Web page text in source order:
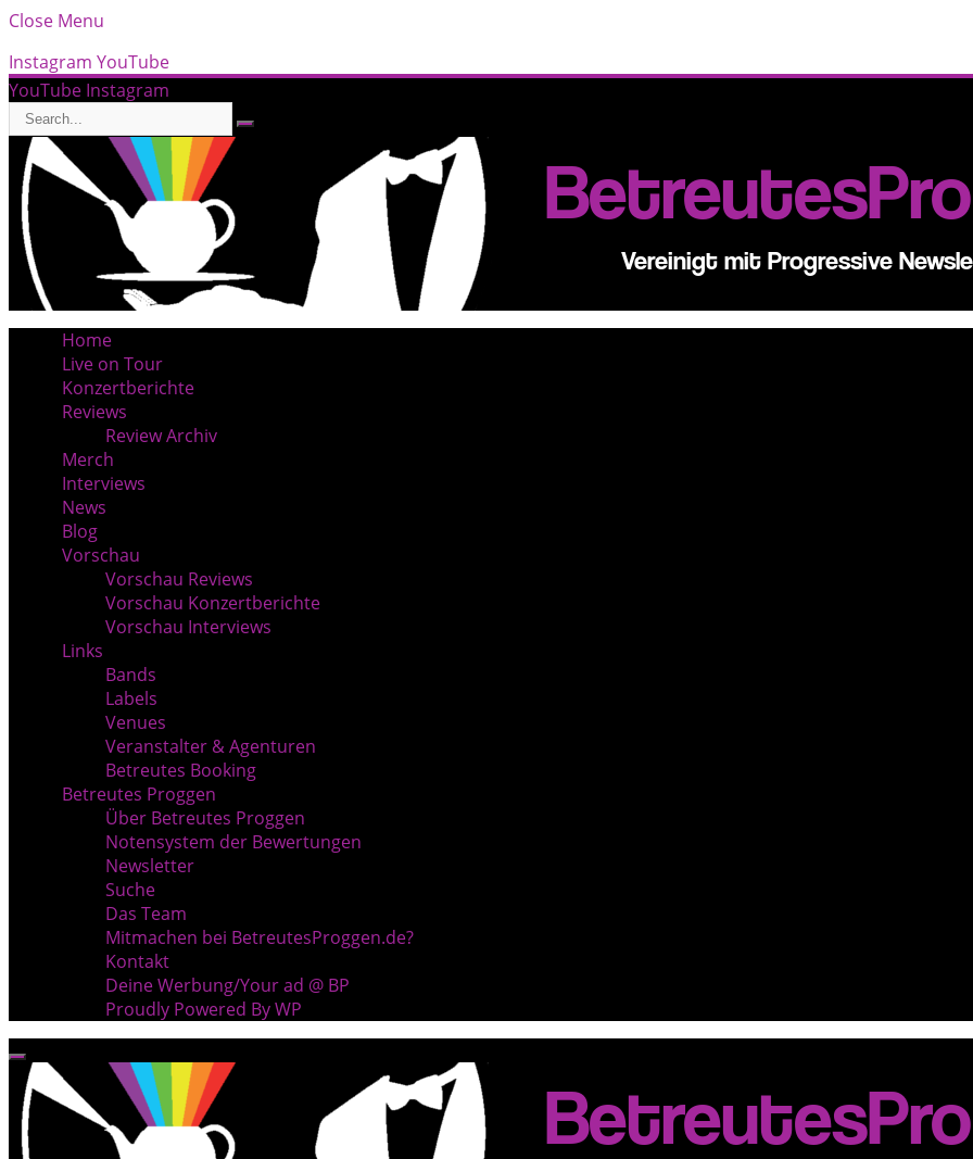
Close Menu
Instagram YouTube
YouTube Instagram
Home
Live on Tour
Konzertberichte
Reviews
Review Archiv
Merch
Interviews
News
Blog
Vorschau
Vorschau Reviews
Vorschau Konzertberichte
Vorschau Interviews
Links
Bands
Labels
Venues
Veranstalter & Agenturen
Betreutes Booking
Betreutes Proggen
Über Betreutes Proggen
Notensystem der Bewertungen
Newsletter
Suche
Das Team
Mitmachen bei BetreutesProggen.de?
Kontakt
Deine Werbung/Your ad @ BP
Proudly Powered By WP